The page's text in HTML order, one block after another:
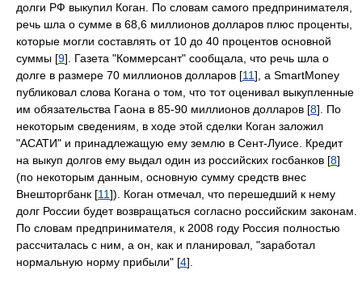
долги РФ выкупил Коган. По словам самого предпринимателя,
речь шла о сумме в 68,6 миллионов долларов плюс проценты,
которые могли составлять от 10 до 40 процентов основной
суммы [9]. Газета "Коммерсант" сообщала, что речь шла о
долге в размере 70 миллионов долларов [11], а SmartMoney
публиковал слова Когана о том, что тот оценивал выкупленные
им обязательства Гаона в 85-90 миллионов долларов [8]. По
некоторым сведениям, в ходе этой сделки Коган заложил
"АСАТИ" и принадлежащую ему землю в Сент-Луисе. Кредит
на выкуп долгов ему выдал один из российских госбанков [8]
(по некоторым данным, основную сумму средств внес
Внешторгбанк [11]). Коган отмечал, что перешедший к нему
долг России будет возвращаться согласно российским законам.
По словам предпринимателя, к 2008 году Россия полностью
рассчиталась с ним, а он, как и планировал, "заработал
нормальную норму прибыли" [4].